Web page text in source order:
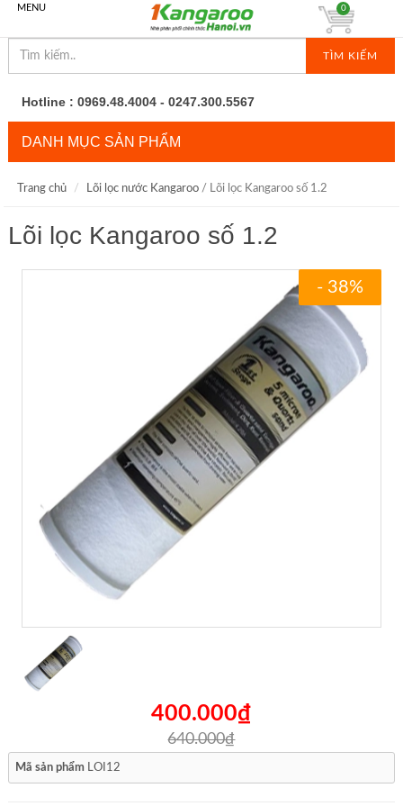
MENU
TÌM KIẾM
0
Hotline : 0969.48.4004 - 0247.300.5567
DANH MỤC SẢN PHẨM
Trang chủ Lõi lọc nước Kangaroo/ Lõi lọc Kangaroo số 1.2
Lõi lọc Kangaroo số 1.2
- 38%
400.000₫
640.000₫
Mã sản phẩm LOI12